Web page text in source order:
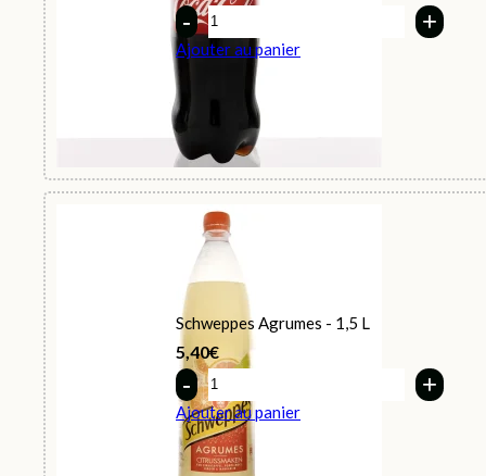
Quantity
Ajouter au panier
Schweppes Agrumes - 1,5 L
5,40€
Quantity
Ajouter au panier